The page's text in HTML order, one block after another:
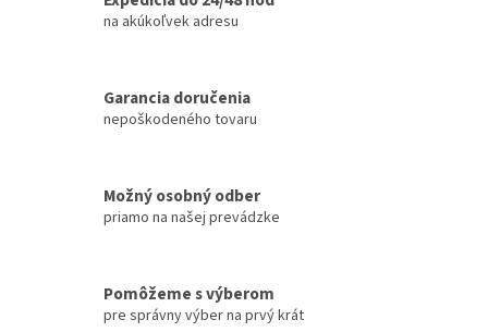
na akúkoľvek adresu
Garancia doručenia
nepoškodeného tovaru
Možný osobný odber
priamo na našej prevádzke
Pomôžeme s výberom
pre správny výber na prvý krát